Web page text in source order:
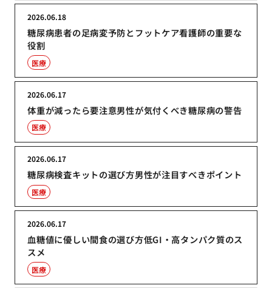
糖尿病患者の足病変予防とフットケア看護師の重要な
役割
2026.06.18
医療
体重が減ったら要注意男性が気付くべき糖尿病の警告
2026.06.17
医療
糖尿病検査キットの選び方男性が注目すべきポイント
2026.06.17
医療
血糖値に優しい間食の選び方低GI・高タンパク質のス
スメ
2026.06.17
医療